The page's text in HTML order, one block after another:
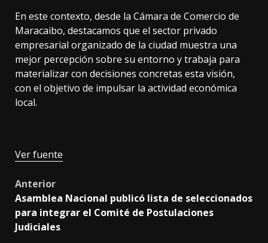
En este contexto, desde la Cámara de Comercio de
Maracaibo, destacamos que el sector privado
empresarial organizado de la ciudad muestra una
mejor percepción sobre su entorno y trabaja para
materializar con decisiones concretas esta visión,
con el objetivo de impulsar la actividad económica
local.
Ver fuente
Post
navigation
Anterior
Asamblea Nacional publicó lista de seleccionados
para integrar el Comité de Postulaciones
Judiciales